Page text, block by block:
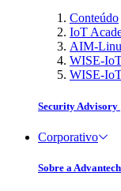
Conteúdo
IoT
AIM-
WISE-
WISE-
Security Advisory
Corporativo
Sobre a Advantech